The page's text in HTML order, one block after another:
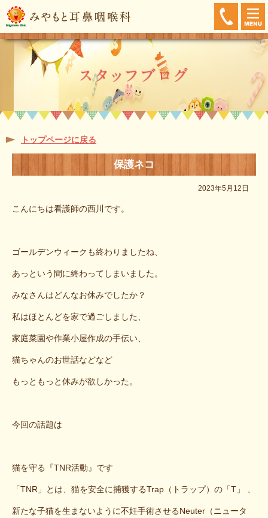
トップページに戻る
保護ネコ
2023年5月12日
こんにちは看護師の西川です。
ゴールデンウィークも終わりましたね、
あっという間に終わってしまいました。
みなさんはどんなお休みでしたか？
私はほとんどを家で過ごしました、
家庭菜園や作業小屋作成の手伝い、
猫ちゃんのお世話などなど
もっともっと休みが欲しかった。
今回の話題は
猫を守る『TNR活動』です
「TNR」とは、猫を安全に捕獲するTrap（トラップ）の「T」 、
新たな子猫を生まないように不妊手術させるNeuter（ニュータ